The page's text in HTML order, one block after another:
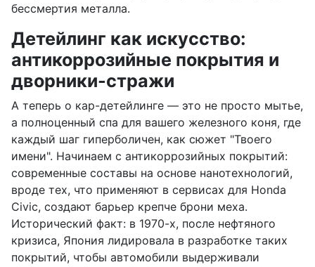
бессмертия металла.
Детейлинг как искусство:
антикоррозийные покрытия и
дворники-стражи
А теперь о кар-детейлинге — это не просто мытье,
а полноценный спа для вашего железного коня, где
каждый шаг гиперболичен, как сюжет "Твоего
имени". Начинаем с антикоррозийных покрытий:
современные составы на основе нанотехнологий,
вроде тех, что применяют в сервисах для Honda
Civic, создают барьер крепче брони меха.
Исторический факт: в 1970-х, после нефтяного
кризиса, Япония лидировала в разработке таких
покрытий, чтобы автомобили выдерживали